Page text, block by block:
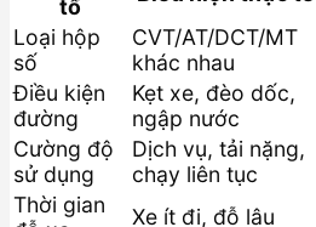
tố
Loại hộp
số
CVT/AT/DCT/MT
khác nhau
Điều kiện
đường
Kẹt xe, đèo dốc,
ngập nước
Cường độ
sử dụng
Dịch vụ, tải nặng,
chạy liên tục
Thời gian
Xe ít đi, đỗ lâu